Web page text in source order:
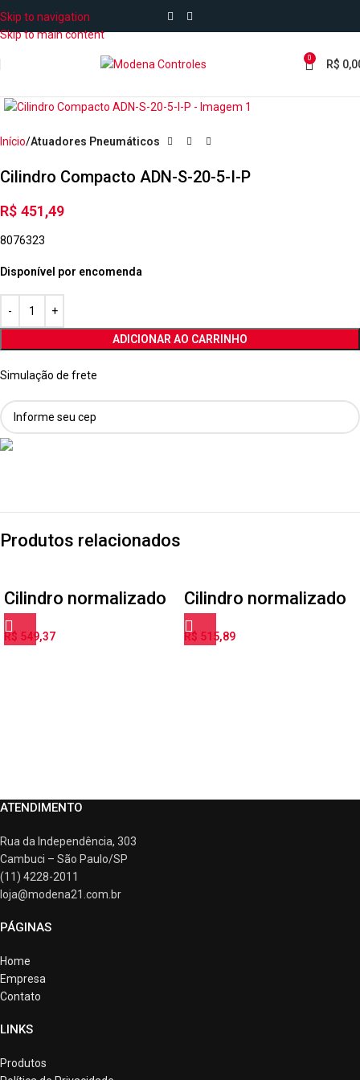
Skip to navigation
Skip to main content
0 R$
Início Atuadores Pneumáticos
Cilindro Compacto ADN-S-20-5-I-P
R$ 451,49
8076323
Disponível por encomenda
ADICIONAR AO CARRINHO
Simulação de frete
Produtos relacionados
Cilindro normalizado
DSNU-16-35-PPV-A
R$ 549,37
Cilindro normalizado
ESNU-10-50-P-A
R$ 515,89
ATENDIMENTO
Rua da Independência, 303
Cambuci – São Paulo/SP
(11) 4228-2011
loja@modena21.com.br
PÁGINAS
Home
Empresa
Contato
LINKS
Produtos